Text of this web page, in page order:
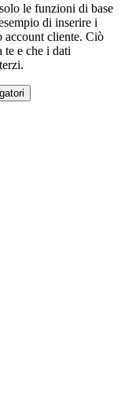
le funzioni di base
di inserire i
account cliente. Ciò
te e che i dati